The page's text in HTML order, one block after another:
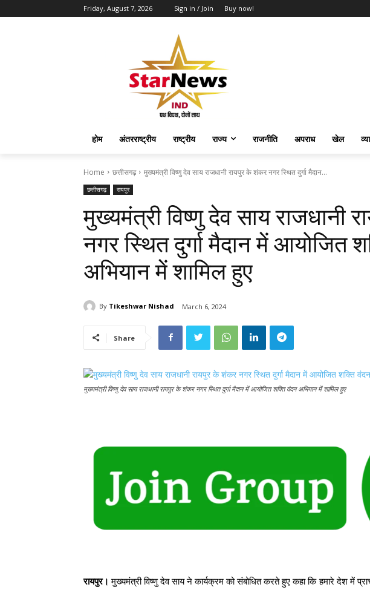
Friday, August 7, 2026 Sign in / Join Buy now!
होम अंतरराष्ट्रीय राष्ट्रीय राज्य राजनीति अपराध खेल
Home छत्तीसगढ़ मुख्यमंत्री विष्णु देव साय राजधानी रायपुर के शंकर नगर स्थित दुर्गा मैदान...
छत्तीसगढ़ रायपुर
मुख्यमंत्री विष्णु देव साय राजधानी
नगर स्थित दुर्गा मैदान में आयोजित
अभियान में शामिल हुए
By Tikeshwar Nishad March 6, 2024
Share
मुख्यमंत्री विष्णु देव साय राजधानी रायपुर के शंकर नगर स्थित दुर्गा मैदान में आयोजित शक्ति वंदन अभियान में शामिल हुए
रायपुर। मुख्यमंत्री विष्णु देव साय ने कार्यक्रम को संबोधित करते हुए कहा कि हमारे देश में